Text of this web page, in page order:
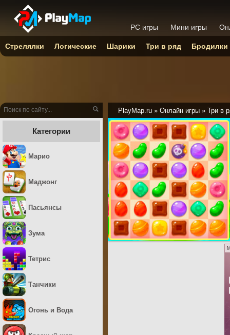
PlayMap.ru » Онлайн игры » Три в
Категории
Марио
Маджонг
Пасьянсы
Зума
Тетрис
Танчики
Огонь и Вода
PC игры Мини игры
Стрелялки Логические Шарики Три в ряд Бродилки